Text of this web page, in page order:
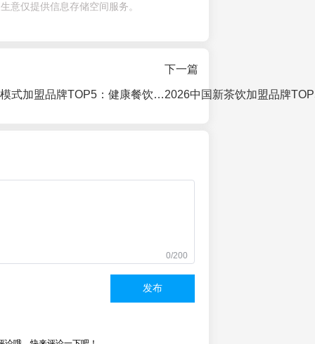
意仅提供信息存储空间服务。
2026年轻食复合模式加盟品牌TOP5：健康餐饮新风口与投资避坑指南
下一篇
0/200
发布